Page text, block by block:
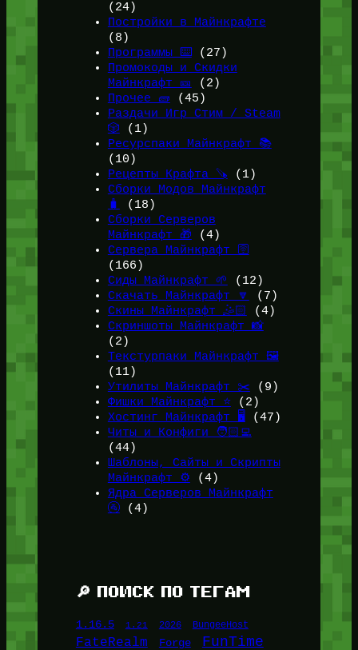
(24)
Постройки в Майнкрафте
(8)
Программы ⌨️ (27)
Промокоды и Скидки
Майнкрафт 🎫
(2)
Прочее 🧱 (45)
Раздачи Игр Стим / Steam
🎲 (1)
Ресурспаки Майнкрафт 📚
(10)
Рецепты Крафта 🪚 (1)
Сборки Модов Майнкрафт
🧳
(18)
Сборки Серверов
Майнкрафт 🎁 (4)
Сервера Майнкрафт 🛜
(166)
Сиды Майнкрафт 🌱
(12)
Скачать Майнкрафт 🔽
(7)
Скины Майнкрафт 🤹🏻
(4)
Скриншоты Майнкрафт 📸
(2)
Текстурпаки Майнкрафт 🖼️
(11)
Утилиты Майнкрафт ✂️ (9)
Фишки Майнкрафт ⭐(2)
Хостинг Майнкрафт 🖥️ (47)
Читы и Конфиги 🧑🏻‍💻
(44)
Шаблоны, Сайты и Скрипты
Майнкрафт ⚙️ (4)
Ядра Серверов Майнкрафт
🚰(4)
🔎 ПОИСК ПО ТЕГАМ
1.16.5 1.21 2026 BungeeHost
FateRealm Forge FunTime